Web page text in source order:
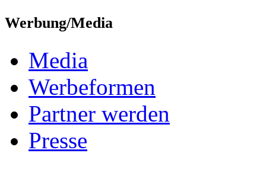
Werbung/Media
Media
Werbeformen
Partner werden
Presse